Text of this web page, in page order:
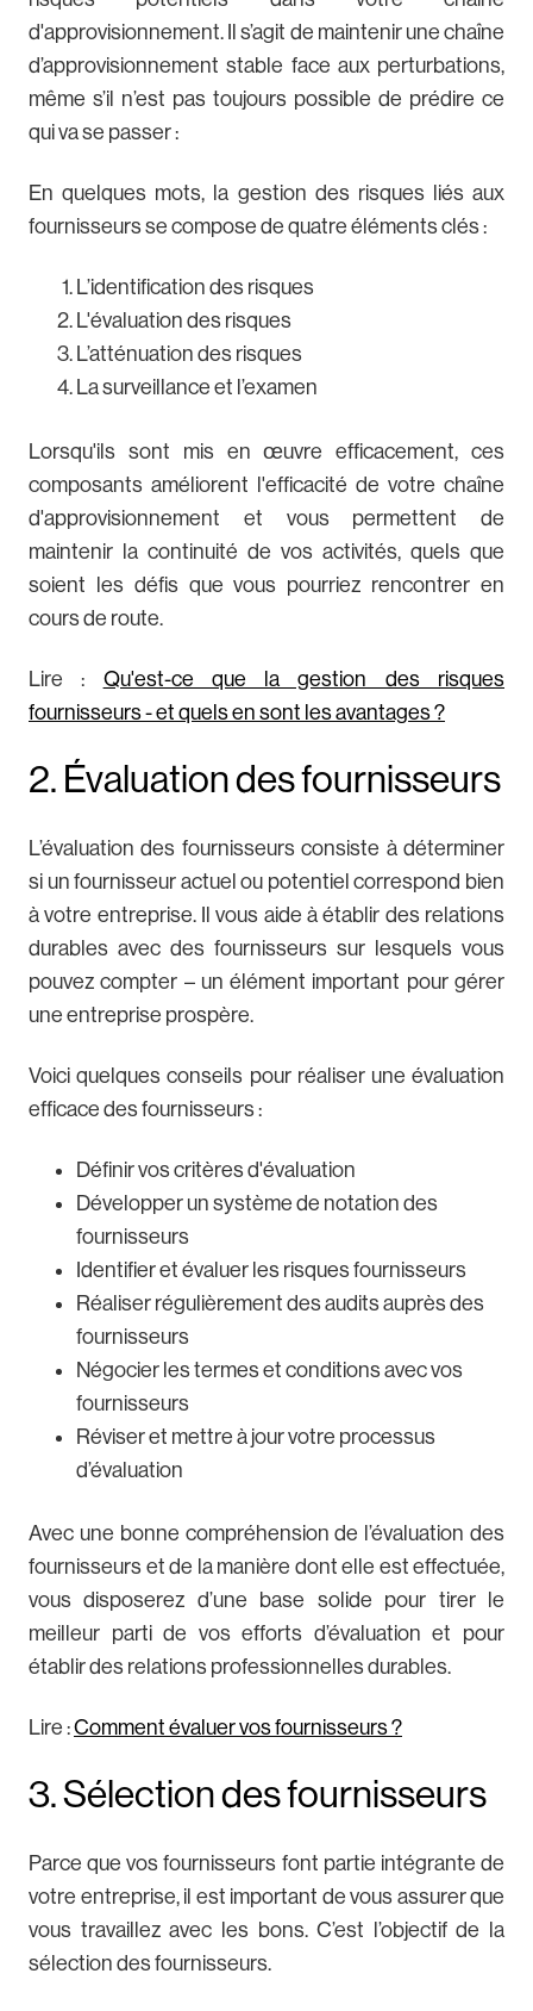
d'approvisionnement. Il s’agit de maintenir une chaîne
d’approvisionnement stable face aux perturbations,
même s’il n’est pas toujours possible de prédire ce
qui va se passer :
En quelques mots, la gestion des risques liés aux
fournisseurs se compose de quatre éléments clés :
L’identification des risques
L'évaluation des risques
L’atténuation des risques
La surveillance et l’examen
Lorsqu'ils sont mis en œuvre efficacement, ces
composants améliorent l'efficacité de votre chaîne
d'approvisionnement et vous permettent de
maintenir la continuité de vos activités, quels que
soient les défis que vous pourriez rencontrer en
cours de route.
Lire : Qu'est-ce que la gestion des risques
fournisseurs - et quels en sont les avantages ?
2. Évaluation des fournisseurs
L’évaluation des fournisseurs consiste à déterminer
si un fournisseur actuel ou potentiel correspond bien
à votre entreprise. Il vous aide à établir des relations
durables avec des fournisseurs sur lesquels vous
pouvez compter – un élément important pour gérer
une entreprise prospère.
Voici quelques conseils pour réaliser une évaluation
efficace des fournisseurs :
Définir vos critères d'évaluation
Développer un système de notation des
fournisseurs
Identifier et évaluer les risques fournisseurs
Réaliser régulièrement des audits auprès des
fournisseurs
Négocier les termes et conditions avec vos
fournisseurs
Réviser et mettre à jour votre processus
d’évaluation
Avec une bonne compréhension de l’évaluation des
fournisseurs et de la manière dont elle est effectuée,
vous disposerez d’une base solide pour tirer le
meilleur parti de vos efforts d’évaluation et pour
établir des relations professionnelles durables.
Lire :Comment évaluer vos fournisseurs ?
3. Sélection des fournisseurs
Parce que vos fournisseurs font partie intégrante de
votre entreprise, il est important de vous assurer que
vous travaillez avec les bons. C’est l’objectif de la
sélection des fournisseurs.